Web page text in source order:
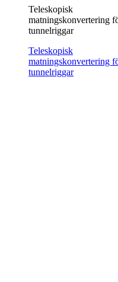
Teleskopisk
matningskonvertering
tunnelriggar
Teleskopisk
matningskonvertering
tunnelriggar